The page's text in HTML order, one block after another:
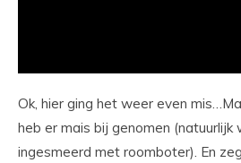
Ok, hier ging het weer even
heb er mais bij genomen (natuurlijk
ingesmeerd met roomboter). En